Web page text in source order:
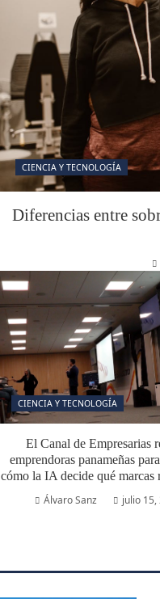
CIENCIA Y TECNOLOGÍA
Diferencias entre
CIENCIA Y TECNOLOGÍA
El Canal de Empresarias
emprendoras panameñas
cómo la IA decide qué marcas
Álvaro Sanz
julio 15,